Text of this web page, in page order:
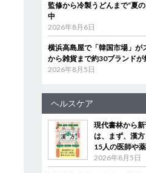
監修から冷製うどんまで“夏
中
2026年8月6日
横浜高島屋で「韓国市場」
から雑貨まで約30ブランドが
2026年8月5日
ヘルスケア
現代書林から
は、まず、漢
15人の医師や
2026年8月5日